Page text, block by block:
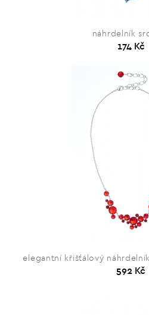
náhrdelník
174 Kč
elegantní křišťálový
592 Kč